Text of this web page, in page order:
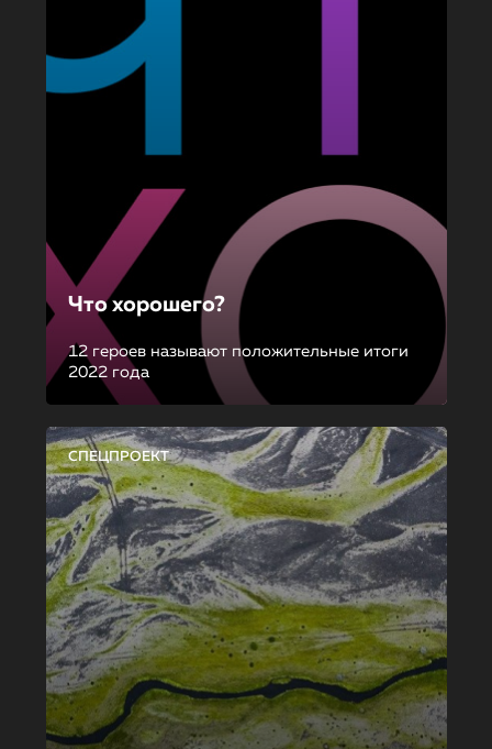
Что хорошего?
12 героев называют положительные итоги
2022 года
СПЕЦПРОЕКТ